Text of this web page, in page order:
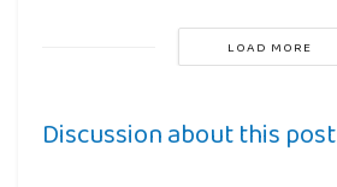
LOAD MORE
Discussion about this post